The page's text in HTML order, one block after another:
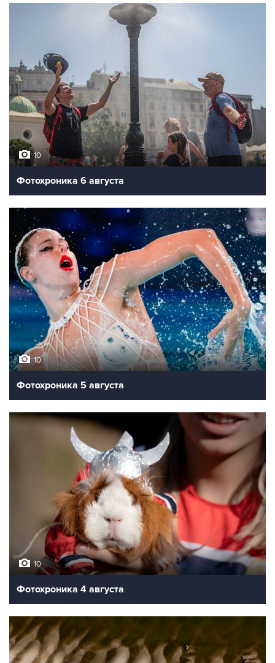
10
Фотохроника 6 августа
10
Фотохроника 5 августа
10
Фотохроника 4 августа